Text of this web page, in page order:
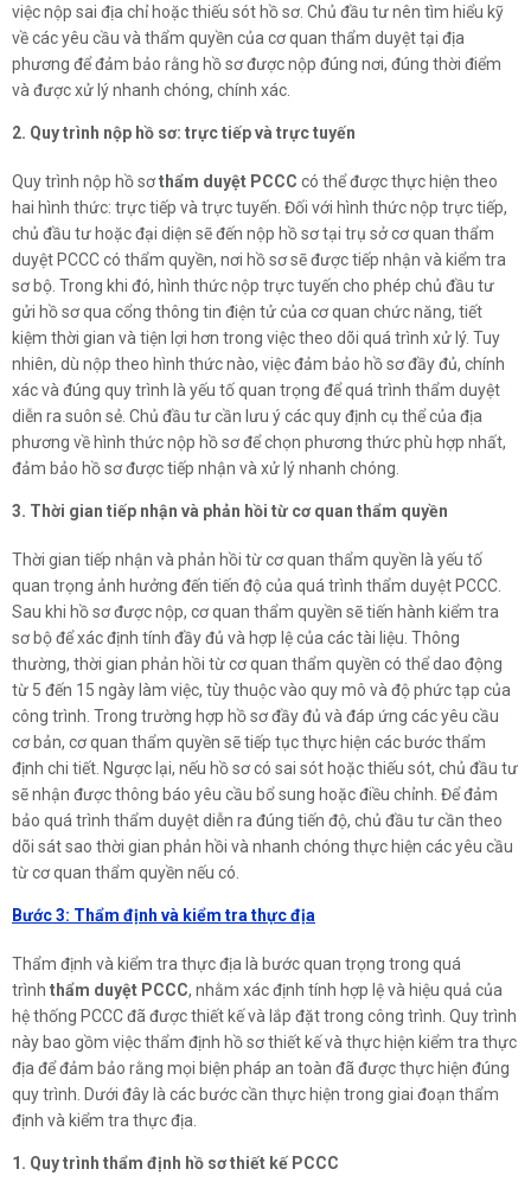
việc nộp sai địa chỉ hoặc thiếu sót hồ sơ. Chủ đầu tư nên tìm hiểu kỹ
về các yêu cầu và thẩm quyền của cơ quan thẩm duyệt tại địa
phương để đảm bảo rằng hồ sơ được nộp đúng nơi, đúng thời điểm
và được xử lý nhanh chóng, chính xác.
2. Quy trình nộp hồ sơ: trực tiếp và trực tuyến
Quy trình nộp hồ sơthẩm duyệt PCCC có thể được thực hiện theo
hai hình thức: trực tiếp và trực tuyến. Đối với hình thức nộp trực tiếp,
chủ đầu tư hoặc đại diện sẽ đến nộp hồ sơ tại trụ sở cơ quan thẩm
duyệt PCCC có thẩm quyền, nơi hồ sơ sẽ được tiếp nhận và kiểm tra
sơ bộ. Trong khi đó, hình thức nộp trực tuyến cho phép chủ đầu tư
gửi hồ sơ qua cổng thông tin điện tử của cơ quan chức năng, tiết
kiệm thời gian và tiện lợi hơn trong việc theo dõi quá trình xử lý. Tuy
nhiên, dù nộp theo hình thức nào, việc đảm bảo hồ sơ đầy đủ, chính
xác và đúng quy trình là yếu tố quan trọng để quá trình thẩm duyệt
diễn ra suôn sẻ. Chủ đầu tư cần lưu ý các quy định cụ thể của địa
phương về hình thức nộp hồ sơ để chọn phương thức phù hợp nhất,
đảm bảo hồ sơ được tiếp nhận và xử lý nhanh chóng.
3. Thời gian tiếp nhận và phản hồi từ cơ quan thẩm quyền
Thời gian tiếp nhận và phản hồi từ cơ quan thẩm quyền là yếu tố
quan trọng ảnh hưởng đến tiến độ của quá trình thẩm duyệt PCCC.
Sau khi hồ sơ được nộp, cơ quan thẩm quyền sẽ tiến hành kiểm tra
sơ bộ để xác định tính đầy đủ và hợp lệ của các tài liệu. Thông
thường, thời gian phản hồi từ cơ quan thẩm quyền có thể dao động
từ 5 đến 15 ngày làm việc, tùy thuộc vào quy mô và độ phức tạp của
công trình. Trong trường hợp hồ sơ đầy đủ và đáp ứng các yêu cầu
cơ bản, cơ quan thẩm quyền sẽ tiếp tục thực hiện các bước thẩm
định chi tiết. Ngược lại, nếu hồ sơ có sai sót hoặc thiếu sót, chủ đầu tư
sẽ nhận được thông báo yêu cầu bổ sung hoặc điều chỉnh. Để đảm
bảo quá trình thẩm duyệt diễn ra đúng tiến độ, chủ đầu tư cần theo
dõi sát sao thời gian phản hồi và nhanh chóng thực hiện các yêu cầu
từ cơ quan thẩm quyền nếu có.
Bước 3: Thẩm định và kiểm tra thực địa
Thẩm định và kiểm tra thực địa là bước quan trọng trong quá
trình thẩm duyệt PCCC, nhằm xác định tính hợp lệ và hiệu quả của
hệ thống PCCC đã được thiết kế và lắp đặt trong công trình. Quy trình
này bao gồm việc thẩm định hồ sơ thiết kế và thực hiện kiểm tra thực
địa để đảm bảo rằng mọi biện pháp an toàn đã được thực hiện đúng
quy trình. Dưới đây là các bước cần thực hiện trong giai đoạn thẩm
định và kiểm tra thực địa.
1. Quy trình thẩm định hồ sơ thiết kế PCCC